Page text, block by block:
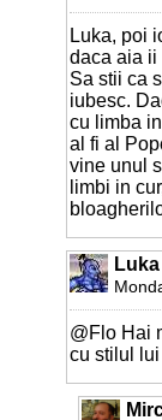
Luka, poi
daca aia ii
Sa stii ca
iubesc.
cu limba
al fi al
vine unul
limbi in
@Flo Hai
cu stilul